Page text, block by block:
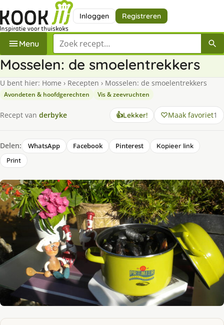
Inloggen Registreren
Menu Zoek een recept
Mosselen: de smoelentrekkers
U bent hier: Home › Recepten › Mosselen: de smoelentrekkers
Avondeten & hoofdgerechten Vis & zeevruchten
Recept van derbyke 👍Lekker! Maak favoriet1
Delen: WhatsApp Facebook Pinterest
Kopieer link
Print